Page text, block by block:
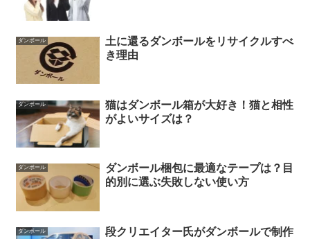
ダンボール
土に還るダンボールをリサイクルすべ
き理由
ダンボール
猫はダンボール箱が大好き！猫と相性
がよいサイズは？
ダンボール
ダンボール梱包に最適なテープは？目
的別に選ぶ失敗しない使い方
ダンボール
段クリエイター氏がダンボールで制作